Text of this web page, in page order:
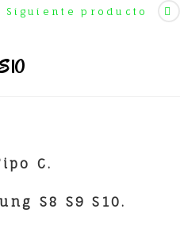
Siguiente producto
C.
S8 S9 S10.